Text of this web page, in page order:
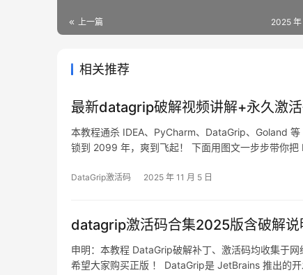
上一篇 2025 年
相关推荐
最新datagrip破解视频讲解+永久激
本教程通杀 IDEA、PyCharm、DataGrip、Goland
锁到 2099 年，爽到飞起！ 下面用图文一步步带你
DataGrip激活码 2025 年 11 月 5 日
datagrip激活码合集2025版含破解说
申明：本教程 DataGrip破解补丁、激活码均收集于
希望大家购买正版 ！ DataGrip是 JetBrains 推出的